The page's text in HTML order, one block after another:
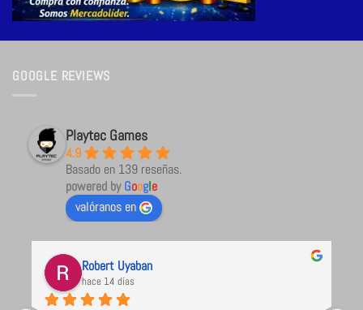
GOOGLE REVIEWS
Playtec Games
4.9
Basado en 139 reseñas.
powered byGoogle
valóranos en
Robert Uyaban
hace 14 días